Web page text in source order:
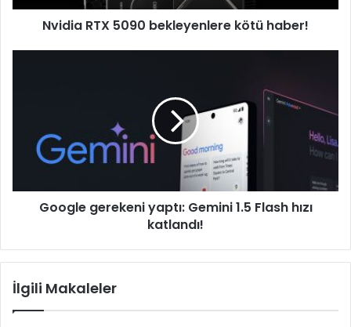
Nvidia RTX 5090 bekleyenlere kötü haber!
Flash
Google gerekeni yaptı: Gemini 1.5 Flash hızı
katlandı!
İlgili Makaleler